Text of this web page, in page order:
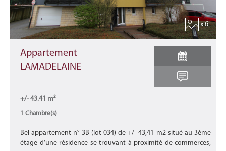
x 6
Appartement
LAMADELAINE
+/- 43.41 m²
1 Chambre(s)
Bel appartement n° 3B (lot 034) de +/- 43,41 m2 situé au 3ème
étage d'une résidence se trouvant à proximité de commerces,